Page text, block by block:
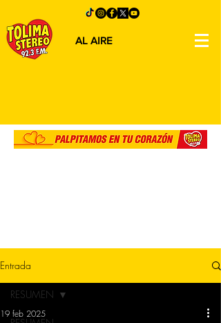
AL AIRE
Entrada
RESUMEN
19 feb 2025